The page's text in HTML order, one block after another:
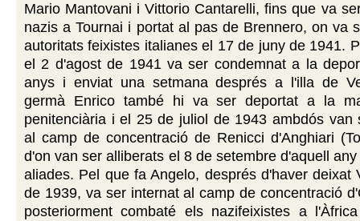
Mario Mantovani i Vittorio Cantarelli, fins que va
nazis a Tournai i portat al pas de Brennero, on va
autoritats feixistes italianes el 17 de juny de 1941.
el 2 d'agost de 1941 va ser condemnat a la
anys i enviat una setmana després a l'illa de
germà Enrico també hi va ser deportat a la
penitenciària i el 25 de juliol de 1943 ambdós van
al camp de concentració de Renicci d'Anghiari
d'on van ser alliberats el 8 de setembre d'aquell
aliades. Pel que fa Angelo, després d'haver deixat
de 1939, va ser internat al camp de concentració
posteriorment combaté els nazifeixistes a